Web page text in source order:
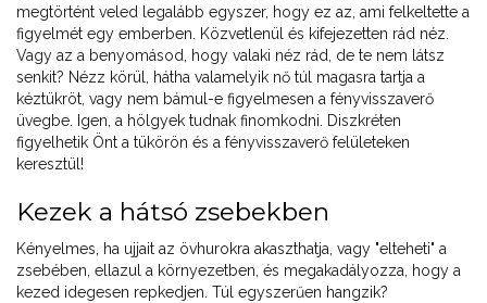
megtörtént veled legalább egyszer, hogy ez az, ami felkeltette a
figyelmét egy emberben. Közvetlenül és kifejezetten rád néz.
Vagy az a benyomásod, hogy valaki néz rád, de te nem látsz
senkit? Nézz körül, hátha valamelyik nő túl magasra tartja a
kéztükröt, vagy nem bámul-e figyelmesen a fényvisszaverő
üvegbe. Igen, a hölgyek tudnak finomkodni. Diszkréten
figyelhetik Önt a tükörön és a fényvisszaverő felületeken
keresztül!
Kezek a hátsó zsebekben
Kényelmes, ha ujjait az övhurokra akaszthatja, vagy "elteheti" a
zsebében, ellazul a környezetben, és megakadályozza, hogy a
kezed idegesen repkedjen. Túl egyszerűen hangzik?